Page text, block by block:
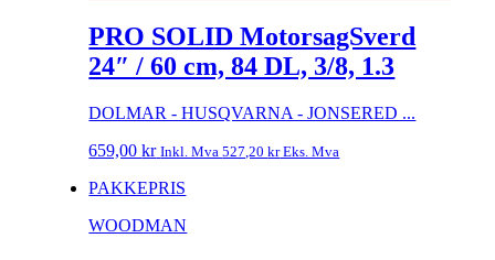
PRO SOLID MotorsagSverd
24″ / 60 cm, 84 DL, 3/8, 1.3
DOLMAR - HUSQVARNA - JONSERED ...
659,00kr Inkl. Mva527,20krEks. Mva
PAKKEPRIS
WOODMAN